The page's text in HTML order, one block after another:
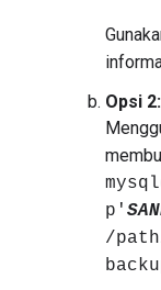
Opsi
p'
/